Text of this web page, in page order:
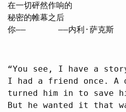
在一切砰然作响的
秘密的帷幕之后
你—— ——内利·萨克斯
“You see, I have a
I had a friend once. A
turned him in to save
But he wanted it that